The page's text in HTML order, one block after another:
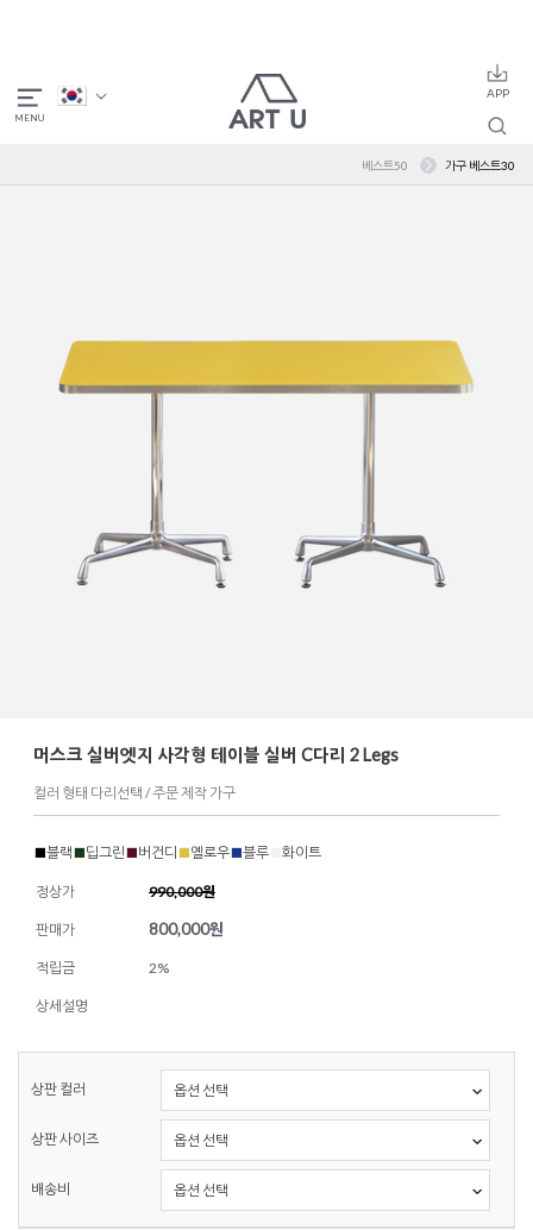
베스트50 가구 베스트30
머스크 실버엣지 사각형 테이블 실버 C다리 2 Legs
컬러 형태 다리선택 / 주문 제작 가구
■블랙■딥그린■버건디 ■옐로우■블루 화이트
정상가 990,000원
판매가 800,000원
적립금 2%
상세설명
상판 컬러
상판 사이즈
배송비